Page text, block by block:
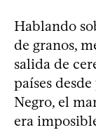
Hablando
de granos,
salida de
países
Negro, el
era